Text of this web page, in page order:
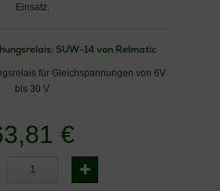
SUW-14 von Relmatic
für Gleichspannungen von 6V
bis 30 V
€